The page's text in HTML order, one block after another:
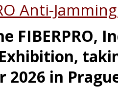
Anti-
FIBERPRO,
2026 in